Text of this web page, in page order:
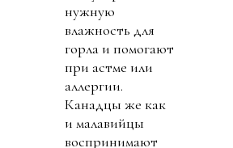
нужную
влажность для
горла и помогают
при астме или
аллергии.
Канадцы же как
и малавийцы
воспринимают